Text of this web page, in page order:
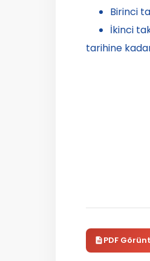
Birinci
İkinci
tarihine
PDF